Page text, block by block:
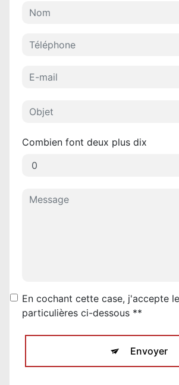
Combien font deux plus dix
En cochant cette case, j'accepte
particulières ci-dessous **
Envoyer